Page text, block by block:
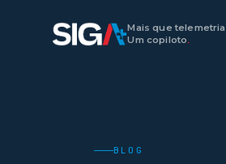
Mais que telemetria
Um copiloto.
BLOG